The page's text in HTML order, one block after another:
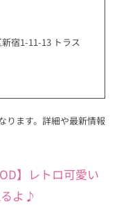
宿1-11-13 トラス
ります。詳細や最新情報
】レトロ可愛い
よ♪